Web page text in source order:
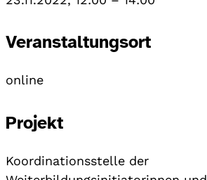
Veranstaltungsort
online
Projekt
Koordinationsstelle der